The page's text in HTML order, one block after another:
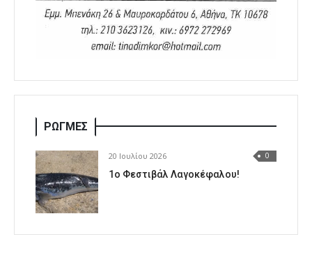
ΡΩΓΜΕΣ
20 Ιουλίου 2026 0
1o Φεστιβάλ Λαγοκέφαλου!